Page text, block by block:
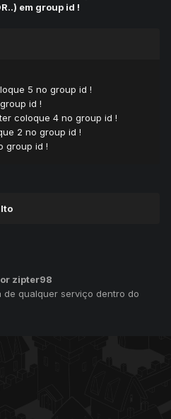
em group id !
5 no group id !
id !
coloque 4 no group id !
2 no group id !
group id !
zipter98
de qualquer serviço dentro do